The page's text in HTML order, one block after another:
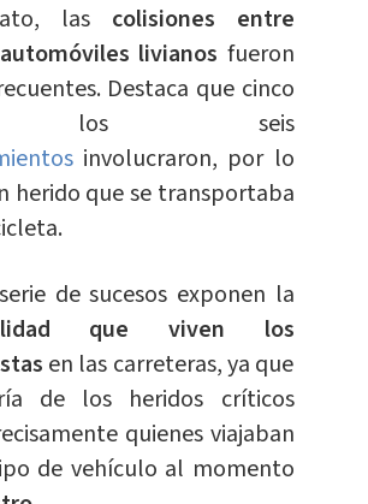
lascolisiones entre
livianos fueron
Destaca que cinco
los seis
involucraron, por lo
herido que se transportaba
de sucesos exponen la
que viven los
en las carreteras, ya que
de los heridos críticos
quienes viajaban
de vehículo al momento